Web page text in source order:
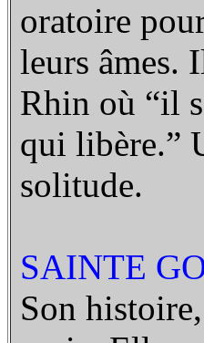
oratoire
leurs âmes.
Rhin où “il
qui libère.”
solitude.
SAINTE
Son